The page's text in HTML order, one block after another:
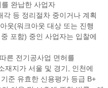
완납한 사업자
등 정리절차 중이거나 계획
웃(워크아웃 대상 또는 진행
포함) 중인 사업자는 입찰에
른 전기공사업 면허를
재지가 서울 및 경기, 인천에
준 유효한 신용평가 등급 B+